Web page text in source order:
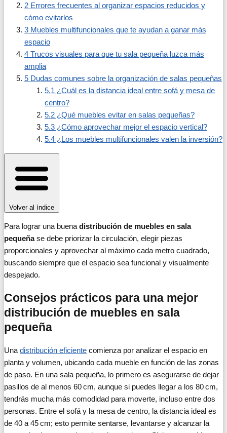
2 Errores frecuentes al organizar espacios reducidos y
cómo evitarlos
3 Muebles multifuncionales que te ayudan a ganar más
espacio
4 Trucos visuales para que tu sala pequeña luzca más
amplia
5 Dudas comunes sobre la organización de salas pequeñas
5.1 ¿Cuál es la distancia ideal entre sofá y mesa de
centro?
5.2 ¿Qué muebles evitar en salas pequeñas?
5.3 ¿Cómo aprovechar mejor el espacio vertical?
5.4 ¿Los muebles multifuncionales valen la inversión?
Volver al índice
Para lograr una buena distribución de muebles en sala
pequeñase debe priorizar la circulación, elegir piezas
proporcionales y aprovechar al máximo cada metro cuadrado,
buscando siempre que el espacio sea funcional y visualmente
despejado.
Consejos prácticos para una mejor
distribución de muebles en sala
pequeña
Una distribución eficiente comienza por analizar el espacio en
planta y volumen, ubicando cada mueble en función de las zonas
de paso. En una sala pequeña, lo primero es asegurarse de dejar
pasillos de al menos 60 cm, aunque si puedes llegar a los 80 cm,
tendrás mucha más comodidad para moverte, incluso entre dos
personas. Entre el sofá y la mesa de centro, la distancia ideal es
de 40 a 45 cm; esto permite sentarse, levantarse y alcanzar la